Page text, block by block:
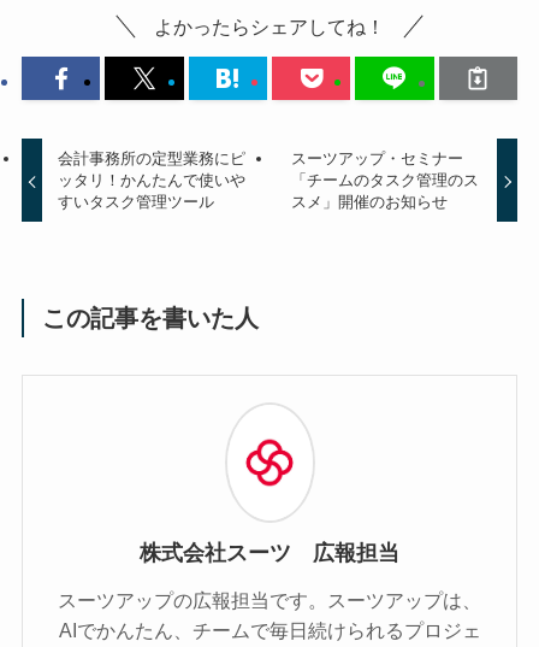
よかったらシェアしてね！
会計事務所の定型業務にピ
ッタリ！かんたんで使いや
すいタスク管理ツール
スーツアップ・セミナー
「チームのタスク管理のス
スメ」開催のお知らせ
この記事を書いた人
株式会社スーツ 広報担当
スーツアップの広報担当です。スーツアップは、
AIでかんたん、チームで毎日続けられるプロジェ